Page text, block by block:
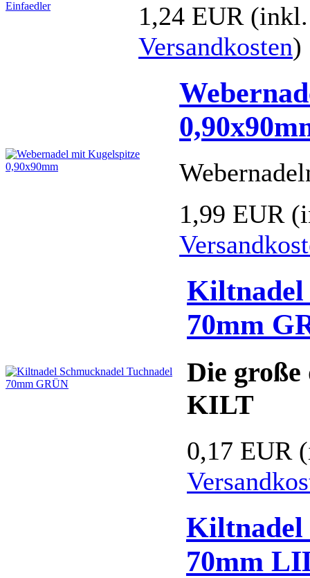
1,24 EUR
Versandkosten)
1,99 EUR
Kiltnadel
70mm
Die
KILT
0,17 EUR
Kiltnadel
70mm